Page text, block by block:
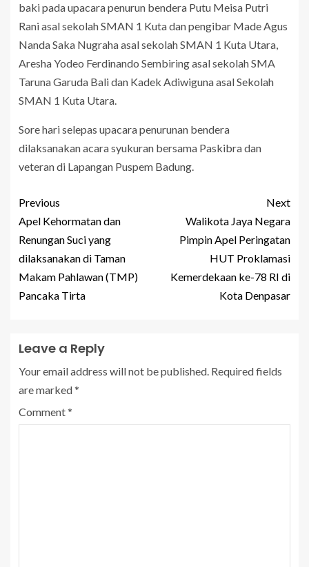
baki pada upacara penurun bendera Putu Meisa Putri
Rani asal sekolah SMAN 1 Kuta dan pengibar Made Agus
Nanda Saka Nugraha asal sekolah SMAN 1 Kuta Utara,
Aresha Yodeo Ferdinando Sembiring asal sekolah SMA
Taruna Garuda Bali dan Kadek Adiwiguna asal Sekolah
SMAN 1 Kuta Utara.
Sore hari selepas upacara penurunan bendera
dilaksanakan acara syukuran bersama Paskibra dan
veteran di Lapangan Puspem Badung.
Previous
Apel Kehormatan dan
Renungan Suci yang
dilaksanakan di Taman
Makam Pahlawan (TMP)
Pancaka Tirta
Next
Walikota Jaya Negara
Pimpin Apel Peringatan
HUT Proklamasi
Kemerdekaan ke-78 RI di
Kota Denpasar
Leave a Reply
Your email address will not be published. Required fields
are marked*
Comment*